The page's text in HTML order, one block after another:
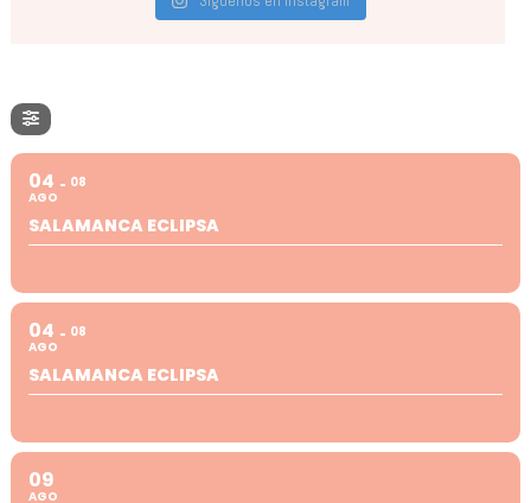
04
AGO
08
SALAMANCA ECLIPSA
04
AGO
08
SALAMANCA ECLIPSA
09
AGO